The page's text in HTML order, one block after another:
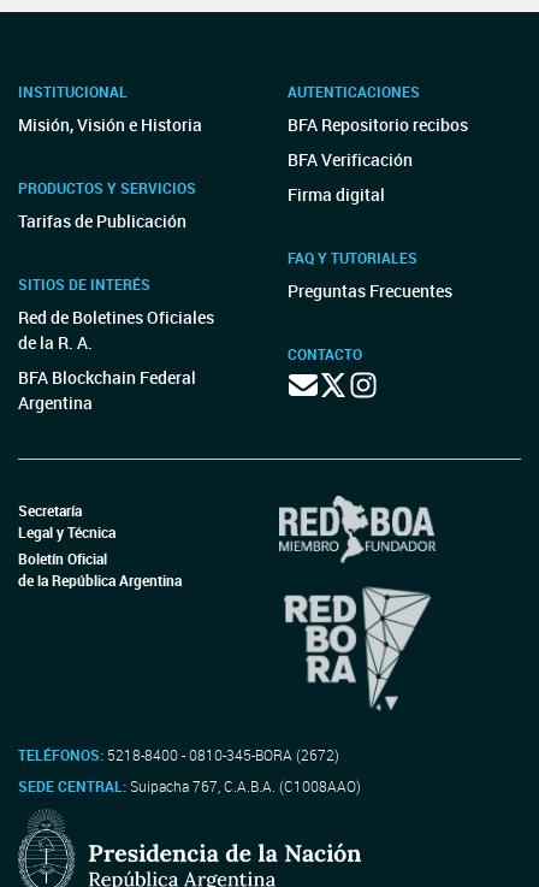
INSTITUCIONAL
Misión, Visión e Historia
PRODUCTOS Y SERVICIOS
Tarifas de Publicación
SITIOS DE INTERÉS
Red de Boletines Oficiales
de la R. A.
BFA Blockchain Federal
Argentina
AUTENTICACIONES
BFA Repositorio recibos
BFA Verificación
Firma digital
FAQ Y TUTORIALES
Preguntas Frecuentes
CONTACTO
Secretaría
Legal y Técnica
Boletín Oficial
de la República Argentina
TELÉFONOS: 5218-8400 - 0810-345-BORA (2672)
SEDE CENTRAL:Suipacha 767, C.A.B.A. (C1008AAO)